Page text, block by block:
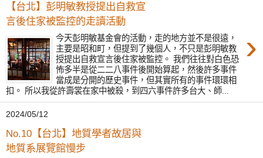
【台北】彭明敏教授提出自救宣
言後住家被監控的走讀活動
›
今天彭明敏基金會的活動，走的地方並不是很遠，
主要是昭和町，但提到了幾個人，不只是彭明敏教
授提出自救宣言後住家被監控。 我們往往對白色恐
怖多半是從二二八事件後開始算起，然後許多事件
當成是分開的歷史事件，但其實所有的事件環環相
扣。 所以我從許壽裳在家中被殺，到四六事件許多台大、師...
2024/05/12
No.10【台北】地質學者故居與
地質系展覽館慢步